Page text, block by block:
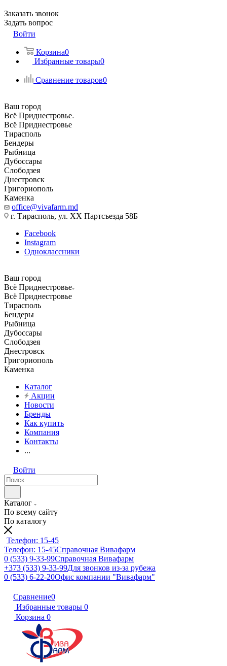
Заказать звонок
Задать вопрос
Войти
Корзина0
Избранные товары0
Сравнение товаров0
Ваш город
Всё Приднестровье
Всё Приднестровье
Тирасполь
Бендеры
Рыбница
Дубоссары
Слободзея
Днестровск
Григориополь
Каменка
office@vivafarm.md
г. Тирасполь, ул. ХХ Партсъезда 58Б
Facebook
Instagram
Одноклассники
Ваш город
Всё Приднестровье
Всё Приднестровье
Тирасполь
Бендеры
Рыбница
Дубоссары
Слободзея
Днестровск
Григориополь
Каменка
Каталог
Акции
Новости
Бренды
Как купить
Компания
Контакты
...
Войти
Каталог
По всему сайту
По каталогу
Телефон: 15-45
Телефон: 15-45Справочная Вивафарм
0 (533) 9-33-99Справочная Вивафарм
+373 (533) 9-33-99Для звонков из-за рубежа
0 (533) 6-22-20Офис компании "Вивафарм"
Сравнение0
Избранные товары 0
Корзина 0